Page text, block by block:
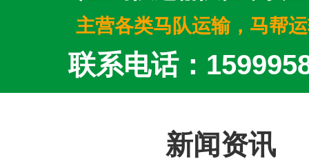
主营各类马队运输，马帮
联系电话：
新闻资讯